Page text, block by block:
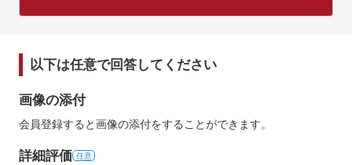
以下は任意で回答してください
画像の添付
会員登録すると画像の添付をすることができます。
詳細評価 任意